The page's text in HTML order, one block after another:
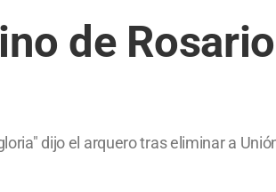
de
dijo el arquero tras eliminar a